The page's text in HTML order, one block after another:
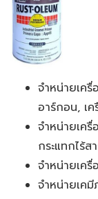
จำหน่ายเครื่
อาร์กอน, เ
จำหน่ายเค
กระแทกไร้
จำหน่ายเครื่
จำหน่ายเค